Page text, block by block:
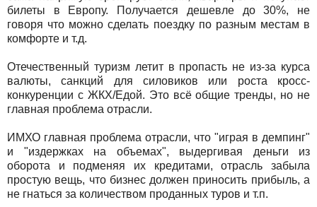
билеты в Европу. Получается дешевле до 30%, не
говоря что можно сделать поездку по разным местам в
комфорте и т.д.
Отечественный туризм летит в пропасть не из-за курса
валюты, санкций для силовиков или роста кросс-
конкуренции с ЖКХ/Едой. Это всё общие тренды, но не
главная проблема отрасли.
ИМХО главная проблема отрасли, что "играя в демпинг"
и "издержках на объемах", выдергивая деньги из
оборота и подменяя их кредитами, отрасль забыла
простую вещь, что бизнес должен приносить прибыль, а
не гнаться за количеством проданных туров и т.п.